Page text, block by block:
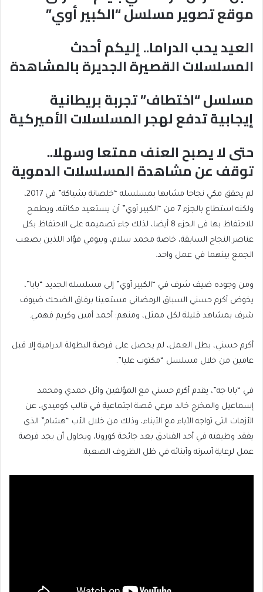
4
موقع تصوير مسلسل “الكبير أوي”
list
2
العيد يحب الدراما.. إليكم أحدث
المسلسلات القصيرة الجديرة بالمشاهدة
list
3
of
مسلسل “اختطاف” تجربة بريطانية
إيجابية تدفع لهجر المسلسلات الأميركية
list
4
4
حتى لا يصبح العنف ممتعا وسهلا..
توقف عن مشاهدة المسلسلات الدموية
end
of
list
لم يحقق مكي نجاحا مشابها بمسلسله “خلصانة بشياكة” في 2017،
ولكنه استطاع بالجزء 7 من “الكبير أوي” أن يستعيد مكانته، ويطمح
للاحتفاظ بها في الجزء 8 أيضا، لذلك جاء تصميمه على الاحتفاظ بكل
عناصر النجاح السابقة، خاصة محمد سلام، وبيومي فؤاد اللذين يصعب
الجمع بينهما في عمل واحد.
ومن وجوده ضيف شرف في “الكبير أوي” إلى مسلسله الجديد “بابا”،
يخوض أكرم حسني السباق الرمضاني مستعينا برفاق الضحك ضيوف
شرف بمشاهد قليلة لكل ممثل، ومنهم: أحمد أمين وكريم فهمي.
أكرم حسني، بطل العمل، لم يحصل على فرصة البطولة الدرامية إلا قبل
عامين من خلال مسلسل “مكتوب عليا”.
في “بابا جه”، يقدم أكرم حسني مع المؤلفين وائل حمدي ومحمد
إسماعيل والمخرج خالد مرعي قصة اجتماعية في قالب كوميدي، عن
الأزمات التي تواجه الآباء مع الأبناء، وذلك من خلال الأب “هشام” الذي
يفقد وظيفته في أحد الفنادق بعد جائحة كورونا، ويحاول أن يجد فرصة
عمل لرعاية أسرته وأبنائه في ظل الظروف الصعبة.